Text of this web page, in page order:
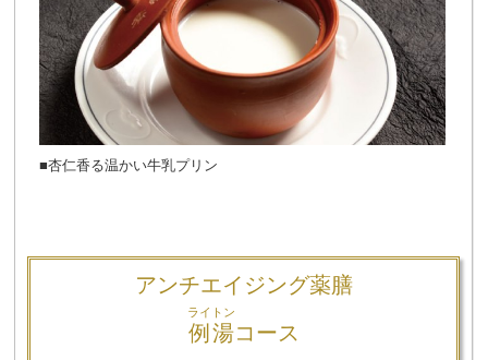
■杏仁香る温かい牛乳プリン
アンチエイジング薬膳
例湯
ライトン
コース